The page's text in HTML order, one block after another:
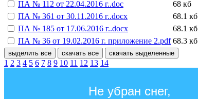
ПА № 112 от 22.04.2016 г..doc
68 кб
ПА № 361 от 30.11.2016 г..docx
68.1 кб
ПА № 185 от 17.06.2016 г..docx
68.1 кб
ПА № 36 от 19.02.2016 г. приложение 2.pdf 68.3 кб
выделить все скачать все скачать выделенные
1 2 3 4 5 6 7 8 9 10 11 12 13 14
Не убран снег,